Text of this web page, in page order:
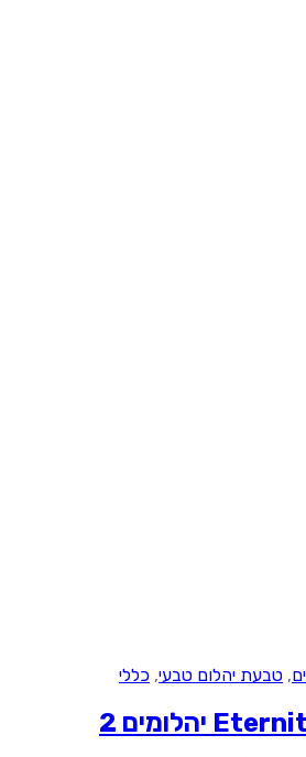
, טבעת יהלום טבעי, כללי